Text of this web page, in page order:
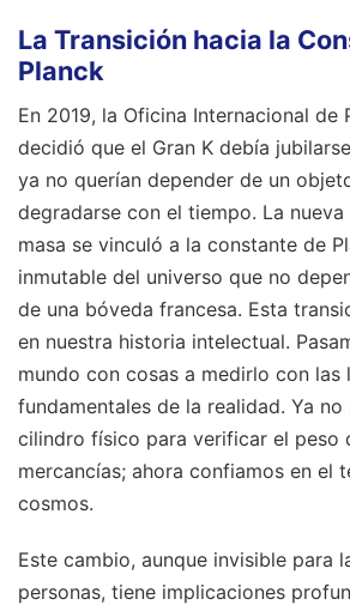
La Transición hacia la
Planck
En 2019, la Oficina Internacional de
decidió que el Gran K debía
ya no querían depender de un
degradarse con el tiempo. La
masa se vinculó a la constante de
inmutable del universo que no
de una bóveda francesa. Esta
en nuestra historia intelectual.
mundo con cosas a medirlo con las
fundamentales de la realidad. Ya no
cilindro físico para verificar el peso
mercancías; ahora confiamos en el
cosmos.
Este cambio, aunque invisible para
personas, tiene implicaciones